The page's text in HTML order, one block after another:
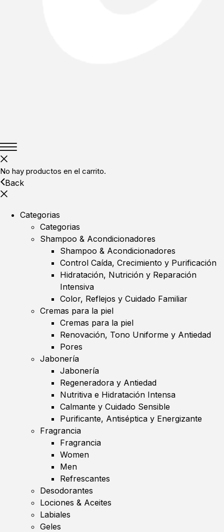
No hay productos en el carrito.
Back
Categorias
Categorias
Shampoo & Acondicionadores
Shampoo & Acondicionadores
Control Caída, Crecimiento y Purificación
Hidratación, Nutrición y Reparación
Intensiva
Color, Reflejos y Cuidado Familiar
Cremas para la piel
Cremas para la piel
Renovación, Tono Uniforme y Antiedad
Pores
Jabonería
Jabonería
Regeneradora y Antiedad
Nutritiva e Hidratación Intensa
Calmante y Cuidado Sensible
Purificante, Antiséptica y Energizante
Fragrancia
Fragrancia
Women
Men
Refrescantes
Desodorantes
Lociones & Aceites
Labiales
Geles